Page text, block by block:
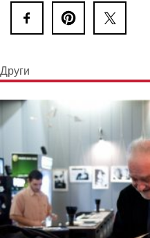
Други